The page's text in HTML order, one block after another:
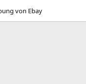
von Ebay